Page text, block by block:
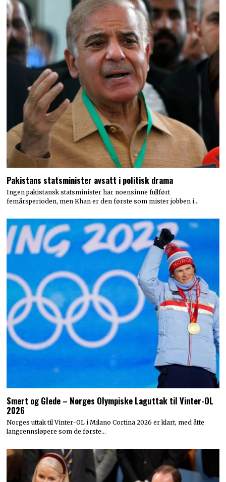
Pakistans statsminister avsatt i politisk drama
Ingen pakistansk statsminister har noensinne fullført
femårsperioden, men Khan er den første som mister jobben i…
Smert og Glede – Norges Olympiske Laguttak til Vinter-OL
2026
Norges uttak til Vinter-OL i Milano Cortina 2026 er klart, med åtte
langrennsløpere som de første…